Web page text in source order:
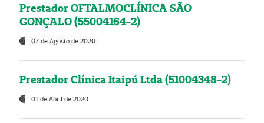
Prestador OFTALMOCLÍNICA SÃO
GONÇALO (55004164-2)
07 de Agosto de 2020
Prestador Clínica Itaipú Ltda (51004348-2)
01 de Abril de 2020